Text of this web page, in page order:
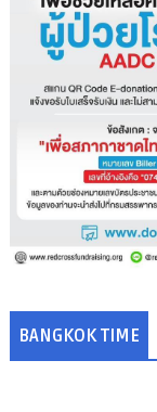
BANGKOK TIME